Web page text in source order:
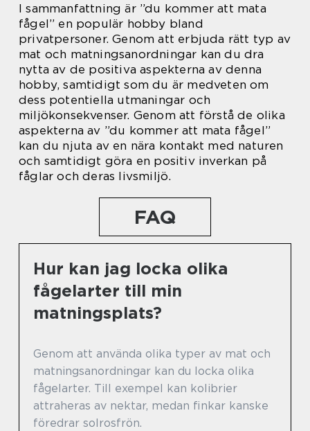
I sammanfattning är ”du kommer att mata
fågel” en populär hobby bland
privatpersoner. Genom att erbjuda rätt typ av
mat och matningsanordningar kan du dra
nytta av de positiva aspekterna av denna
hobby, samtidigt som du är medveten om
dess potentiella utmaningar och
miljökonsekvenser. Genom att förstå de olika
aspekterna av ”du kommer att mata fågel”
kan du njuta av en nära kontakt med naturen
och samtidigt göra en positiv inverkan på
fåglar och deras livsmiljö.
FAQ
Hur kan jag locka olika
fågelarter till min
matningsplats?
Genom att använda olika typer av mat och
matningsanordningar kan du locka olika
fågelarter. Till exempel kan kolibrier
attraheras av nektar, medan finkar kanske
föredrar solrosfrön.